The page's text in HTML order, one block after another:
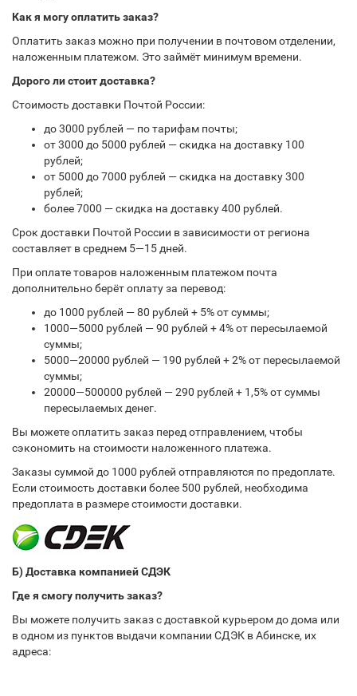
Как я могу оплатить заказ?
Оплатить заказ можно при получении в почтовом отделении,
наложенным платежом. Это займёт минимум времени.
Дорого ли стоит доставка?
Стоимость доставки Почтой России:
до 3000 рублей — по тарифам почты;
от 3000 до 5000 рублей — скидка на доставку 100
рублей;
от 5000 до 7000 рублей — скидка на доставку 300
рублей;
более 7000 — скидка на доставку 400 рублей.
Срок доставки Почтой России в зависимости от региона
составляет в среднем 5—15 дней.
При оплате товаров наложенным платежом почта
дополнительно берёт оплату за перевод:
до 1000 рублей — 80 рублей + 5% от суммы;
1000—5000 рублей — 90 рублей + 4% от пересылаемой
суммы;
5000—20000 рублей — 190 рублей + 2% от пересылаемой
суммы;
20000—500000 рублей — 290 рублей + 1,5% от суммы
пересылаемых денег.
Вы можете оплатить заказ перед отправлением, чтобы
сэкономить на стоимости наложенного платежа.
Заказы суммой до 1000 рублей отправляются по предоплате.
Если стоимость доставки более 500 рублей, необходима
предоплата в размере стоимости доставки.
Б) Доставка компанией СДЭК
Где я смогу получить заказ?
Вы можете получить заказ с доставкой курьером до дома или
в одном из пунктов выдачи компании СДЭК в Абинске, их
адреса: